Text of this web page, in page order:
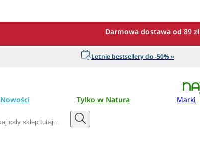
Darmowa dostawa od 89 zł
Letnie bestsellery do -50% »
Nowości Tylko w Natura Marki